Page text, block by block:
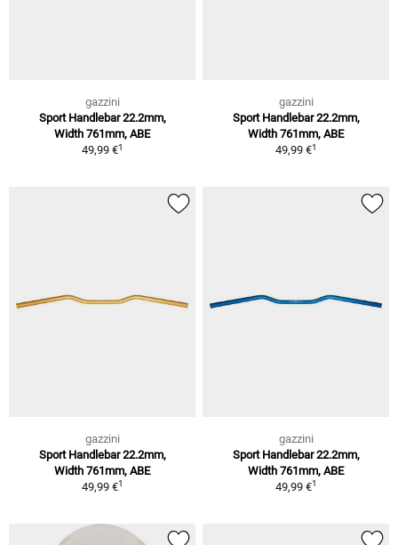
gazzini
Sport Handlebar 22.2mm,
Width 761mm, ABE
49,99 €1
gazzini
Sport Handlebar 22.2mm,
Width 761mm, ABE
49,99 €1
gazzini
Sport Handlebar 22.2mm,
Width 761mm, ABE
49,99 €1
gazzini
Sport Handlebar 22.2mm,
Width 761mm, ABE
49,99 €1